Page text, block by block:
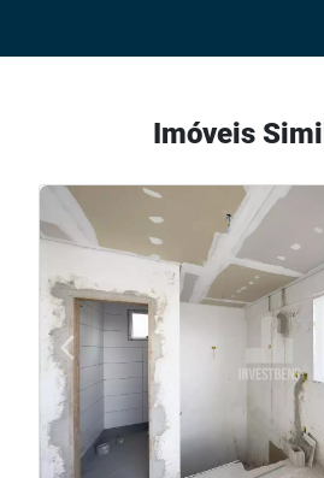
Imóveis
arrow_back_iosPrevious